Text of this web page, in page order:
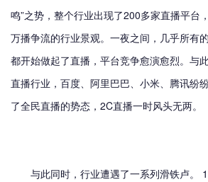
鸣”之势，整个行业出现了200多家直播平台
万播争流的行业景观。一夜之间，几乎所有
都开始做起了直播，平台竞争愈演愈烈。与
直播行业，百度、阿里巴巴、小米、腾讯纷
了全民直播的势态，2C直播一时风头无两。
与此同时，行业遭遇了一系列滑铁卢。